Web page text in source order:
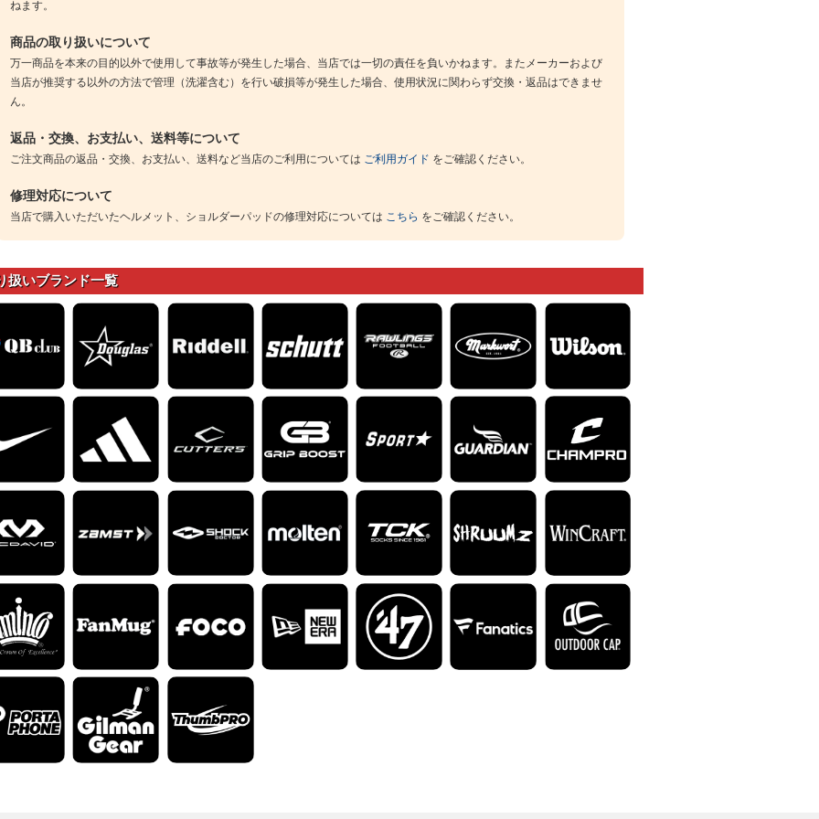
ねます。
商品の取り扱いについて
万一商品を本来の目的以外で使用して事故等が発生した場合、当店では一切の責任を負いかねます。またメーカーおよび
当店が推奨する以外の方法で管理（洗濯含む）を行い破損等が発生した場合、使用状況に関わらず交換・返品はできませ
ん。
返品・交換、お支払い、送料等について
ご注文商品の返品・交換、お支払い、送料など当店のご利用については ご利用ガイド をご確認ください。
修理対応について
当店で購入いただいたヘルメット、ショルダーパッドの修理対応については こちら をご確認ください。
扱いブランド一覧